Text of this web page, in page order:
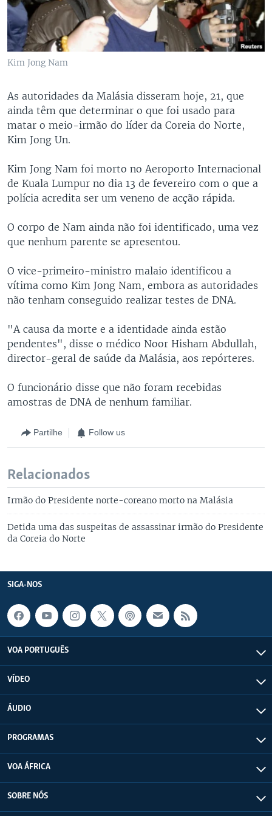
Kim Jong Nam
As autoridades da Malásia disseram hoje, 21, que
ainda têm que determinar o que foi usado para
matar o meio-irmão do líder da Coreia do Norte,
Kim Jong Un.
Kim Jong Nam foi morto no Aeroporto Internacional
de Kuala Lumpur no dia 13 de fevereiro com o que a
polícia acredita ser um veneno de acção rápida.
O corpo de Nam ainda não foi identificado, uma vez
que nenhum parente se apresentou.
O vice-primeiro-ministro malaio identificou a
vítima como Kim Jong Nam, embora as autoridades
não tenham conseguido realizar testes de DNA.
"A causa da morte e a identidade ainda estão
pendentes", disse o médico Noor Hisham Abdullah,
director-geral de saúde da Malásia, aos repórteres.
O funcionário disse que não foram recebidas
amostras de DNA de nenhum familiar.
Partilhe Follow us
Relacionados
Irmão do Presidente norte-coreano morto na Malásia
Detida uma das suspeitas de assassinar irmão do Presidente
da Coreia do Norte
SIGA-NOS
VOA PORTUGUÊS
VÍDEO
ÁUDIO
PROGRAMAS
VOA ÁFRICA
SOBRE NÓS